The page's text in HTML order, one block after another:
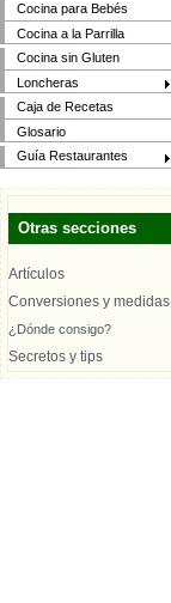
Cocina para Bebés
Cocina a la Parrilla
Cocina sin Gluten
Loncheras
Caja de Recetas
Glosario
Guía Restaurantes
Otras secciones
Artículos
Conversiones y medidas
¿Dónde consigo?
Secretos y tips